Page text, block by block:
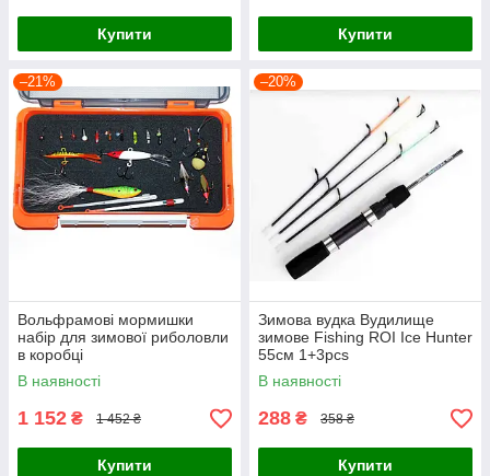
Купити Купити
–21%
Вольфрамові мормишки
набір для зимової риболовли
в коробці
В наявності
1 152 ₴ 1 452 ₴
Купити
–20%
Зимова вудка Вудилище
зимове Fishing ROI Ice Hunter
55см 1+3pcs
В наявності
288 ₴ 358 ₴
Купити